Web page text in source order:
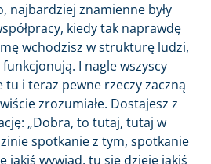
najbardziej znamienne były
kiedy tak naprawdę
wchodzisz w strukturę ludzi,
I nagle wszyscy
tu i teraz pewne rzeczy zaczną
zrozumiałe. Dostajesz z
„Dobra, to tutaj, tutaj w
spotkanie z tym, spotkanie
jakiś wywiad, tu się dzieje jakiś